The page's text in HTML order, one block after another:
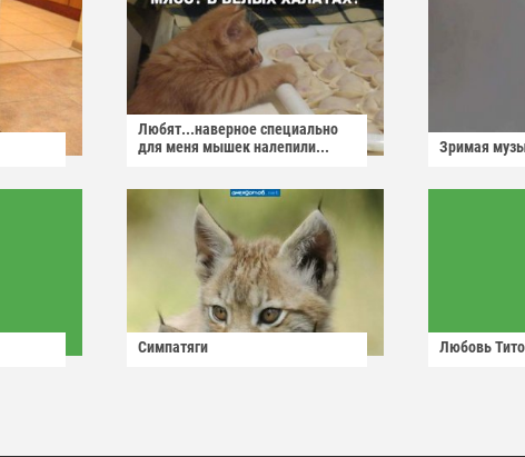
Любят...наверное специально
для меня мышек налепили...
Зримая
Симпатяги Любовь